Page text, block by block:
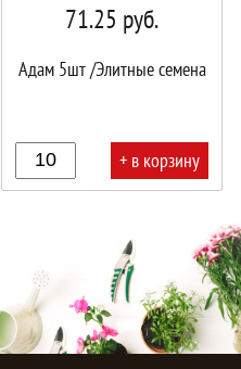
71.25 руб.
Адам 5шт /Элитные семена
+ в корзину